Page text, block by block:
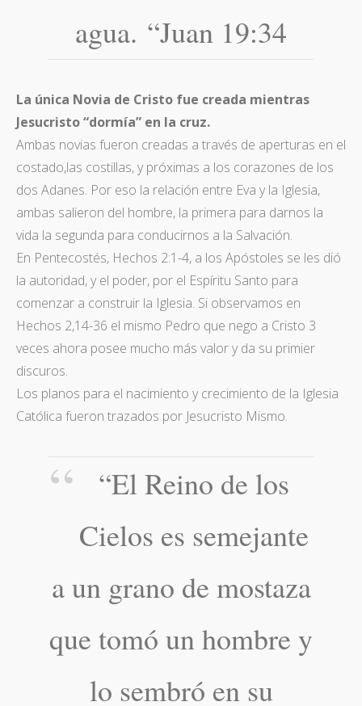
agua. “Juan 19:34
La única Novia de Cristo fue creada mientras
Jesucristo “dormía” en la cruz.
Ambas novias fueron creadas a través de aperturas en el
costado,las costillas, y próximas a los corazones de los
dos Adanes. Por eso la relación entre Eva y la Iglesia,
ambas salieron del hombre, la primera para darnos la
vida la segunda para conducirnos a la Salvación.
En Pentecostés, Hechos 2:1-4, a los Apóstoles se les dió
la autoridad, y el poder, por el Espíritu Santo para
comenzar a construir la Iglesia. Si observamos en
Hechos 2,14-36 el mismo Pedro que nego a Cristo 3
veces ahora posee mucho más valor y da su primier
discuros.
Los planos para el nacimiento y crecimiento de la Iglesia
Católica fueron trazados por Jesucristo Mismo.
“El Reino de los
Cielos es semejante
a un grano de mostaza
que tomó un hombre y
lo sembró en su